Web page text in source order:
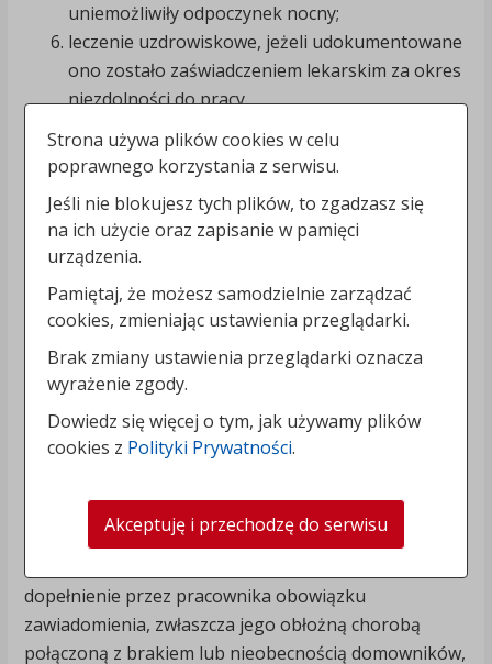
uniemożliwiły odpoczynek nocny;
leczenie uzdrowiskowe, jeżeli udokumentowane
ono zostało zaświadczeniem lekarskim za okres
niezdolności do pracy.
2. niemożności stawienia się do pracy z przyczyny z
góry wiadomej pracownik powinien niezwłocznie
uprzedzić swego przełożonego.
3. W razie niestawienia się do pracy pracownik jest
obowiązany zawiadomić zakład pracy o przyczynie
nieobecności i przewidywanym okresie jej trwania, nie
później niż w drugim dniu nieobecności w pracy.
Zawiadomienia tego pracownik dokonuje osobiście
lub przez inną osobę, telefonicznie lub za
pośrednictwem poczty, przy czym za datę
zawiadomienia uważa się wtedy datę stempla
4. Niedotrzymanie terminu, o którym mowa w ust.3
może być usprawiedliwione szczególnymi
dopełnienie przez pracownika obowiązku
zawiadomienia, zwłaszcza jego obłożną chorobą
połączoną z brakiem lub nieobecnością domowników,
Strona używa plików cookies w celu
poprawnego korzystania z serwisu.
Jeśli nie blokujesz tych plików, to zgadzasz się
na ich użycie oraz zapisanie w pamięci
urządzenia.
Pamiętaj, że możesz samodzielnie zarządzać
cookies, zmieniając ustawienia przeglądarki.
Brak zmiany ustawienia przeglądarki oznacza
wyrażenie zgody.
Dowiedz się więcej o tym, jak używamy plików
cookies z Polityki Prywatności.
Akceptuję i przechodzę do serwisu